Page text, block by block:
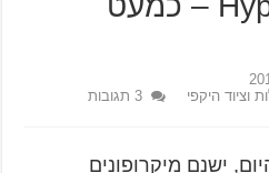
וציוד היקפי
3 תגובות
ישנם מיקרופונים